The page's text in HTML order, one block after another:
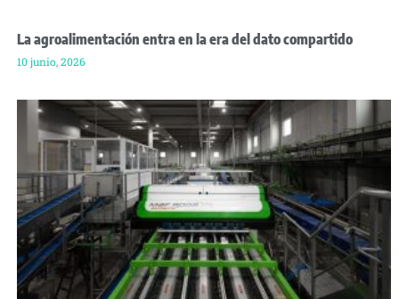
La agroalimentación entra en la era del dato compartido
10 junio, 2026